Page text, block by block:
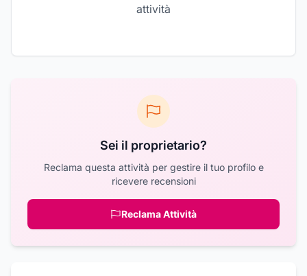
attività
Sei il proprietario?
Reclama questa attività per gestire il tuo profilo e
ricevere recensioni
Reclama Attività